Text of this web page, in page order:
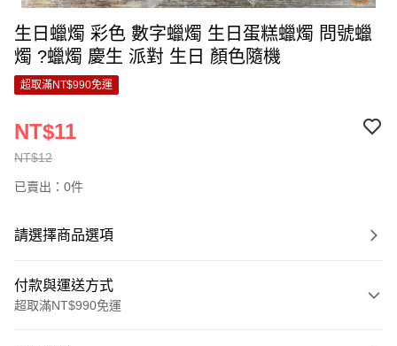
生日蠟燭 彩色 數字蠟燭 生日蛋糕蠟燭 問號蠟
燭 ?蠟燭 慶生 派對 生日 顏色隨機
超取滿NT$990免運
NT$12
NT$11
已賣出：0件
請選擇商品選項
付款與運送方式
超取滿NT$990免運